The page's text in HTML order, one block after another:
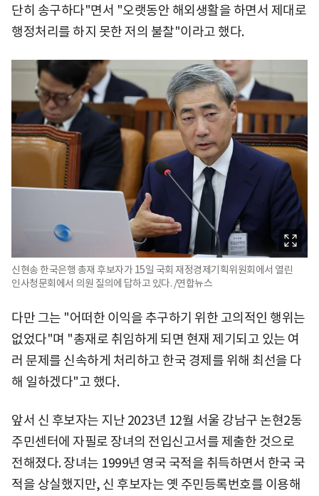
단히 송구하다"면서 "오랫동안 해외생활을 하면서 제대로
행정처리를 하지 못한 저의 불찰"이라고 했다.
신현송 한국은행 총재 후보자가 15일 국회 재정경제기획위원회에서 열린
인사청문회에서 의원 질의에 답하고 있다. /연합뉴스
다만 그는 "어떠한 이익을 추구하기 위한 고의적인 행위는
없었다"며 "총재로 취임하게 되면 현재 제기되고 있는 여
러 문제를 신속하게 처리하고 한국 경제를 위해 최선을 다
해 일하겠다"고 했다.
앞서 신 후보자는 지난 2023년 12월 서울 강남구 논현2동
주민센터에 자필로 장녀의 전입신고서를 제출한 것으로
전해졌다. 장녀는 1999년 영국 국적을 취득하면서 한국 국
적을 상실했지만, 신 후보자는 옛 주민등록번호를 이용해